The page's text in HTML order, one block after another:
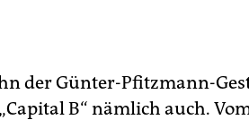
der Günter-Pfitzmann-
B“ nämlich auch.